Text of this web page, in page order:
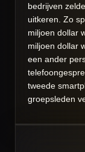
bedrijven
uitkeren. Zo
miljoen dollar
miljoen dollar
een ander
tweede
groepsleden